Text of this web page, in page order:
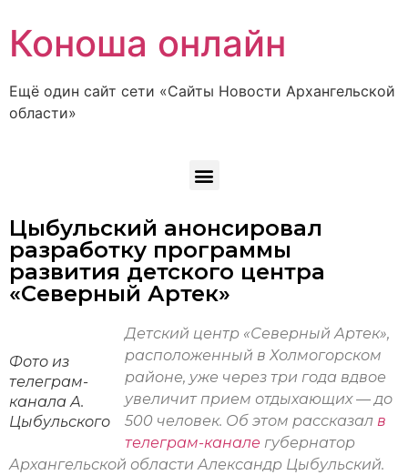
Коноша онлайн
Ещё один сайт сети «Сайты Новости Архангельской
области»
Цыбульский анонсировал
разработку программы
развития детского центра
«Северный Артек»
Фото из
телеграм-
канала А.
Цыбульского
Детский центр «Северный Артек»,
расположенный в Холмогорском
районе, уже через три года вдвое
увеличит прием отдыхающих — до
500 человек. Об этом рассказал в
телеграм-канале губернатор
Архангельской области Александр Цыбульский.